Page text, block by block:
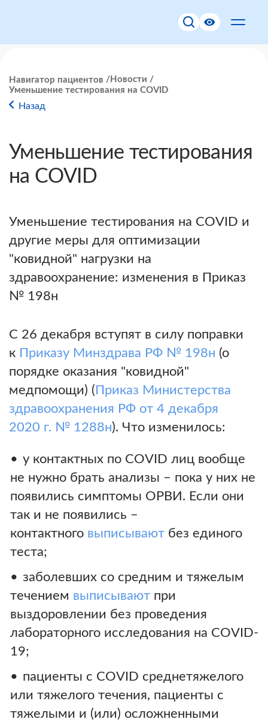
Навигатор пациентов
Новости
Уменьшение тестирования на COVID
Назад
Уменьшение тестирования
на COVID
Уменьшение тестирования на COVID и
другие меры для оптимизации
"ковидной" нагрузки на
здравоохранение: изменения в Приказ
№ 198н
С 26 декабря вступят в силу поправки
к Приказу Минздрава РФ № 198н (о
порядке оказания "ковидной"
медпомощи) ( Приказ Министерства
здравоохранения РФ от 4 декабря
2020 г. № 1288н). Что изменилось:
у контактных по COVID лиц вообще
не нужно брать анализы – пока у них не
появились симптомы ОРВИ. Если они
так и не появились –
контактного выписывают без единого
теста;
заболевших со средним и тяжелым
течением выписывают при
выздоровлении без проведения
лабораторного исследования на COVID-
19;
пациенты с COVID cреднетяжелого
или тяжелого течения, пациенты с
тяжелыми и (или) осложненными